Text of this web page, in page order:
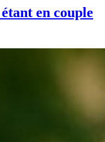
en couple